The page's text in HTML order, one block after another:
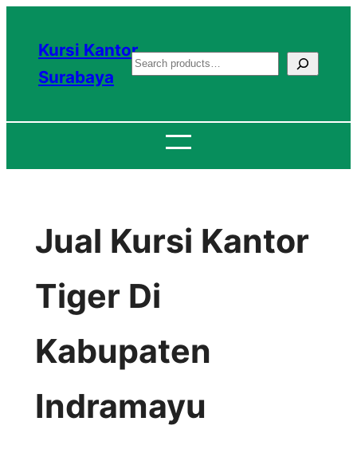
konten
Kursi Kantor
Surabaya
S
a
c
Jual Kursi Kantor
Tiger Di
Kabupaten
Indramayu